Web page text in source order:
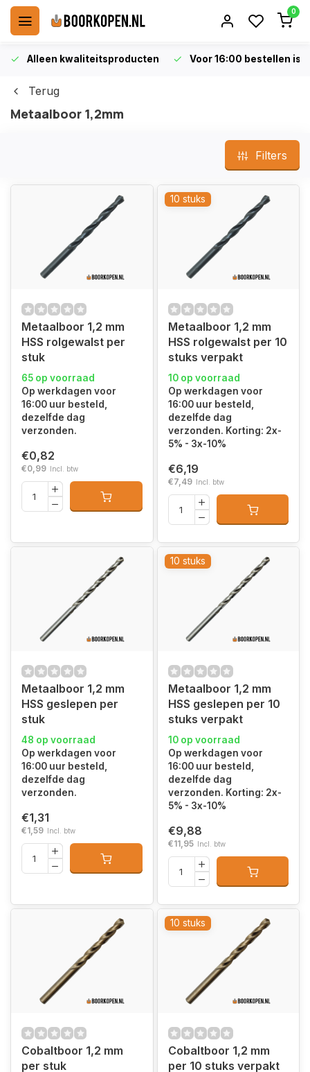
0
Alleen kwaliteitsproducten Voor 16:00 bestellen is
Terug
Metaalboor 1,2mm
Filters
Metaalboor 1,2 mm
HSS rolgewalst per
stuk
65 op voorraad
Op werkdagen voor
16:00 uur besteld,
dezelfde dag
verzonden.
€0,82
€0,99 Incl. btw
10 stuks
Metaalboor 1,2 mm
HSS rolgewalst per 10
stuks verpakt
10 op voorraad
Op werkdagen voor
16:00 uur besteld,
dezelfde dag
verzonden. Korting: 2x-
5% - 3x-10%
€6,19
€7,49 Incl. btw
Metaalboor 1,2 mm
HSS geslepen per
stuk
48 op voorraad
Op werkdagen voor
16:00 uur besteld,
dezelfde dag
verzonden.
€1,31
€1,59 Incl. btw
10 stuks
Metaalboor 1,2 mm
HSS geslepen per 10
stuks verpakt
10 op voorraad
Op werkdagen voor
16:00 uur besteld,
dezelfde dag
verzonden. Korting: 2x-
5% - 3x-10%
€9,88
€11,95 Incl. btw
Cobaltboor 1,2 mm
per stuk
10 stuks
Cobaltboor 1,2 mm
per 10 stuks verpakt